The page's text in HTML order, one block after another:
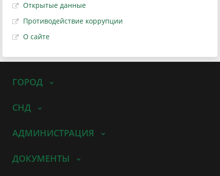
Открытые данные
Противодействие коррупции
О сайте
ГОРОД
СНД
АДМИНИСТРАЦИЯ
ДОКУМЕНТЫ